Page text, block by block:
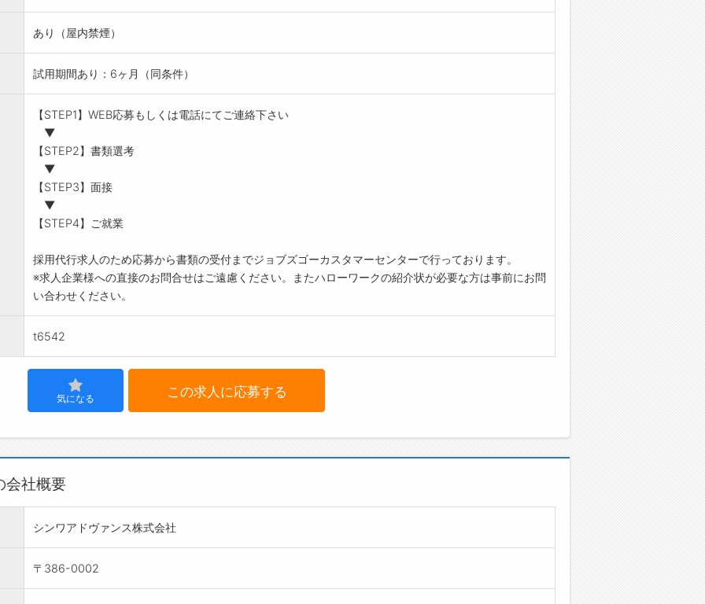
あり（屋内禁煙）
試用期間あり：6ヶ月（同条件）
【STEP1】WEB応募もしくは電話にてご連絡下さい
▼
【STEP2】書類選考
▼
【STEP3】面接
▼
【STEP4】ご就業
採用代行求人のため応募から書類の受付までジョブズゴーカスタマーセンターで行っております。
※求人企業様への直接のお問合せはご遠慮ください。またハローワークの紹介状が必要な方は事前にお問
い合わせください。
t6542
気になる この求人に応募する
会社概要
シンワアドヴァンス株式会社
〒386-0002